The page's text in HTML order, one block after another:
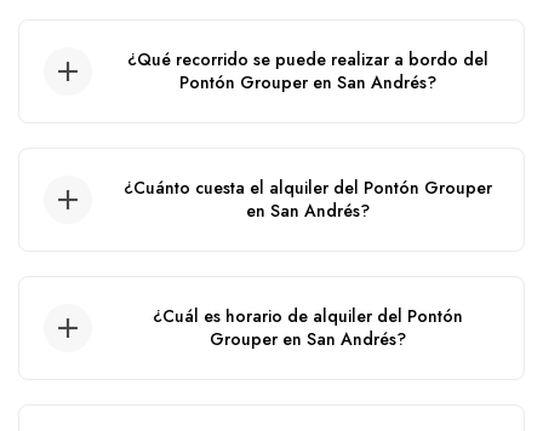
¿Qué recorrido se puede realizar a bordo del
Pontón Grouper en San Andrés?
¿Cuánto cuesta el alquiler del Pontón Grouper
en San Andrés?
servicio, ya que aplican precios por cambio de
¿Cuál es horario de alquiler del Pontón
Grouper en San Andrés?